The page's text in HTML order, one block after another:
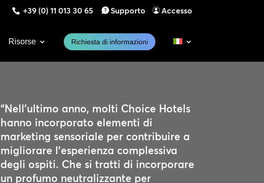
+39 (0) 11 013 30 65 Supporto Accesso
Risorse Richiesta di informazioni
“Nell’ultimo anno, molti Choice Hotels
hanno incorporato elementi di
marketing sensoriale per contribuire a
migliorare l’esperienza complessiva
degli ospiti. Che si tratti di incorporare
un profumo neutralizzante per